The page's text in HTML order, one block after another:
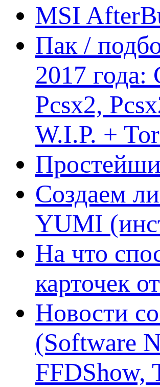
MSI
Пак /
2017
Pcsx2,
W.I.P. +
Создаем
YUMI
На что
карточек
Новости
(Software
FFDShow,